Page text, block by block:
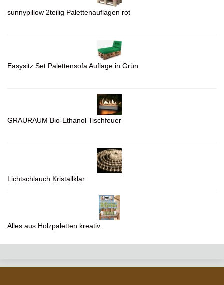
sunnypillow 2teilig Palettenauflagen rot
Easysitz Set Palettensofa Auflage in Grün
GRAURAUM Bio-Ethanol Tischfeuer
Lichtschlauch Kristallklar
Alles aus Holzpaletten kreativ